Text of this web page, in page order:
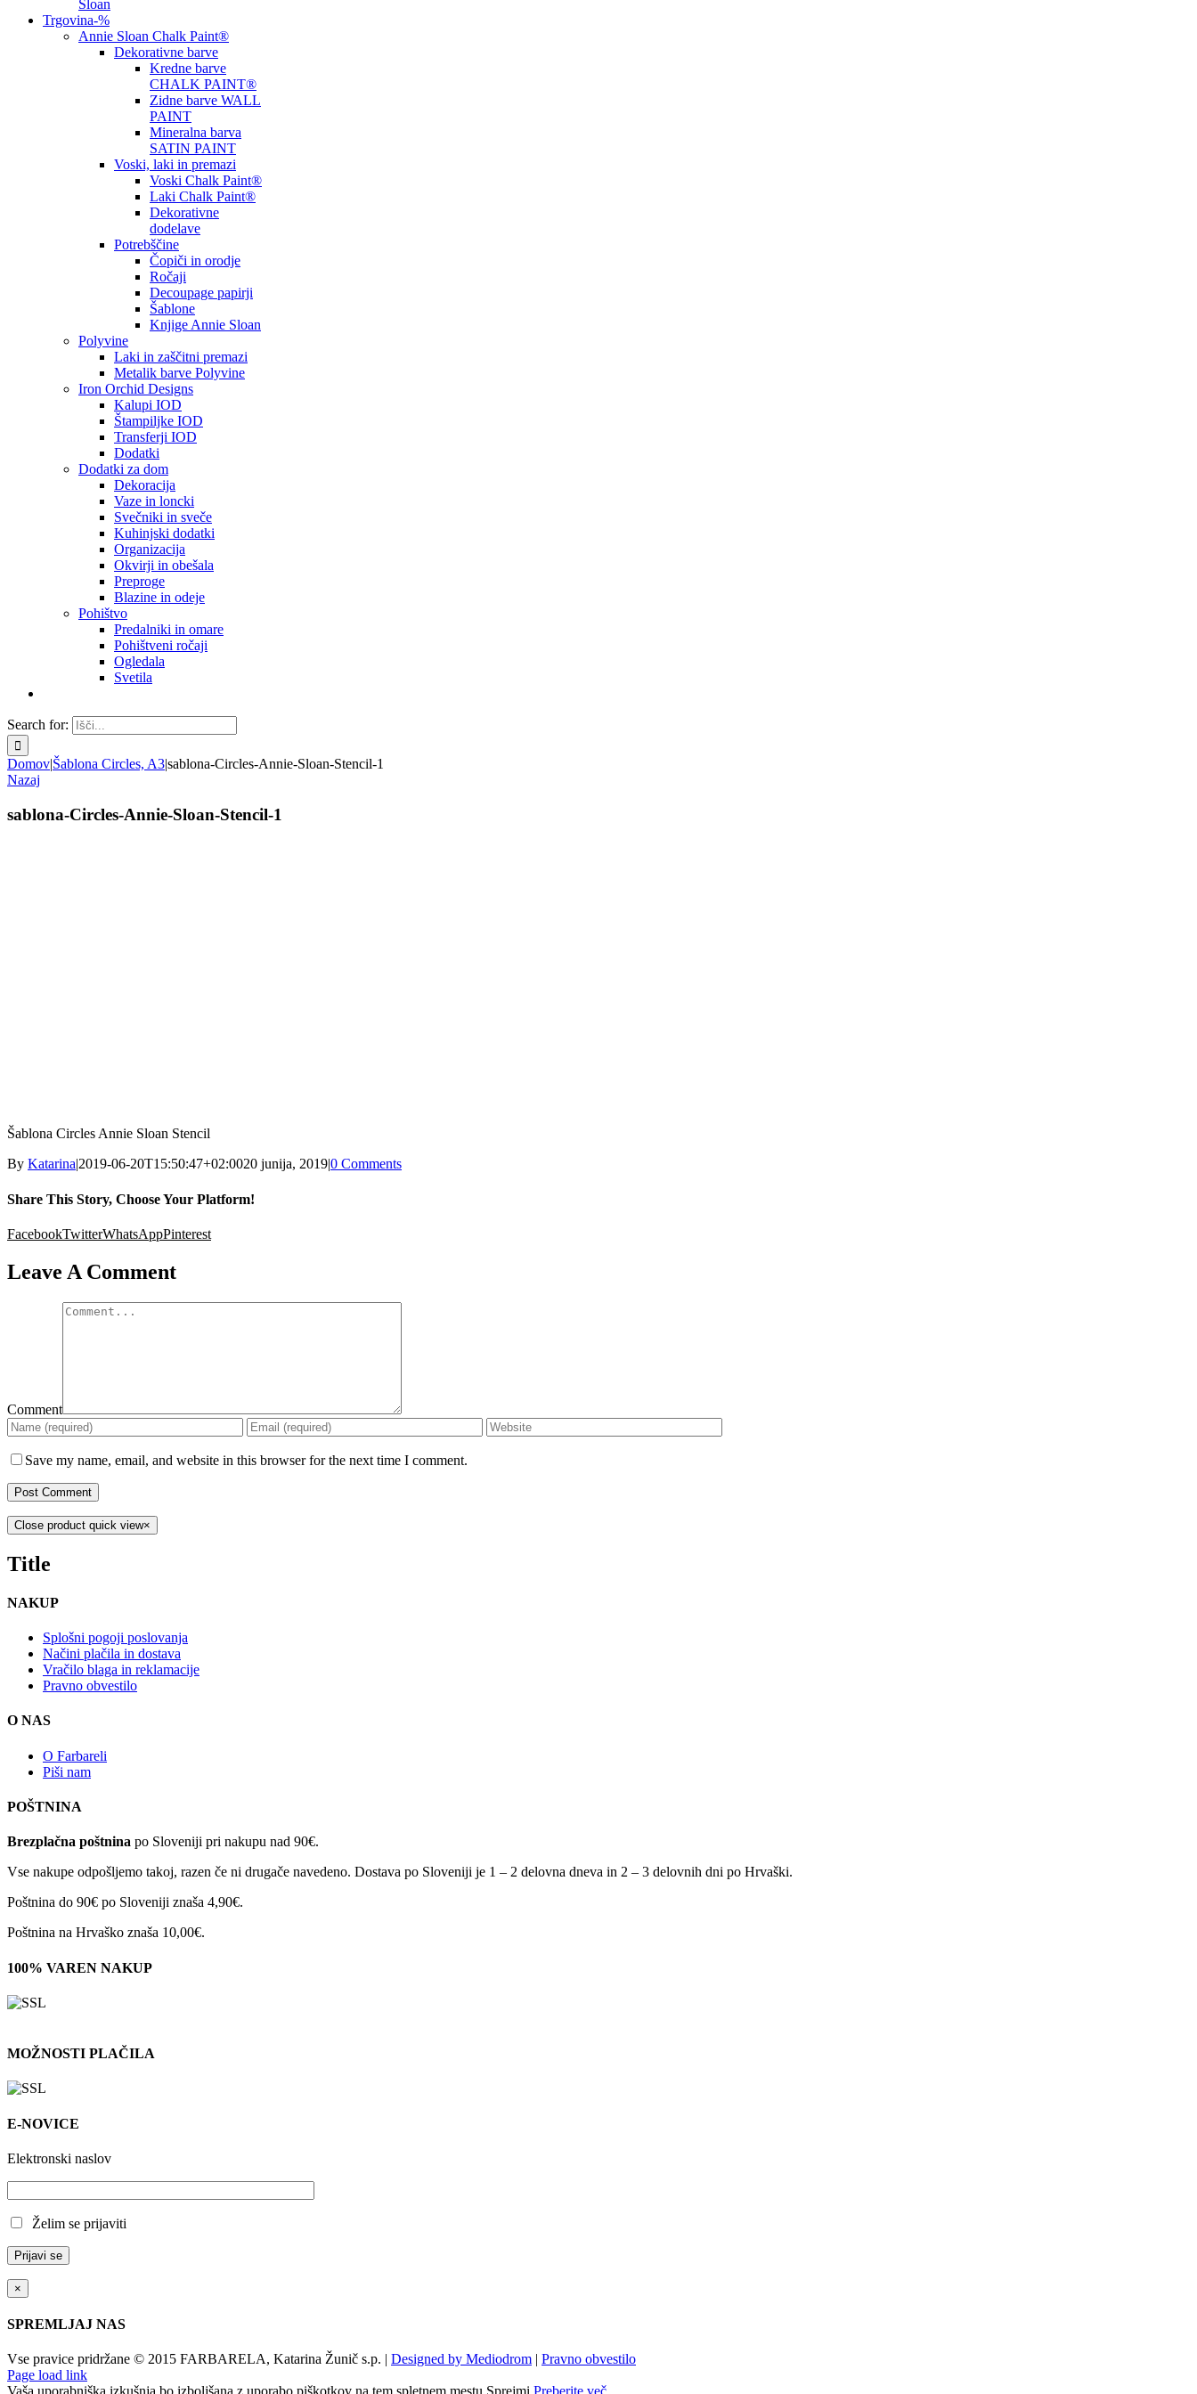
Sloan
Trgovina-%
Annie Sloan Chalk Paint®
Dekorativne barve
Kredne barve
CHALK PAINT®
Zidne barve WALL
PAINT
Mineralna barva
SATIN PAINT
Voski, laki in premazi
Voski Chalk Paint®
Laki Chalk Paint®
Dekorativne
dodelave
Potrebščine
Čopiči in orodje
Ročaji
Decoupage papirji
Šablone
Knjige Annie Sloan
Polyvine
Laki in zaščitni premazi
Metalik barve Polyvine
Iron Orchid Designs
Kalupi IOD
Štampiljke IOD
Transferji IOD
Dodatki
Dodatki za dom
Dekoracija
Vaze in loncki
Svečniki in sveče
Kuhinjski dodatki
Organizacija
Okvirji in obešala
Preproge
Blazine in odeje
Pohištvo
Predalniki in omare
Pohištveni ročaji
Ogledala
Svetila
Search for:
Domov|Šablona Circles, A3|sablona-Circles-Annie-Sloan-Stencil-1
Nazaj
sablona-Circles-Annie-Sloan-Stencil-1
Šablona Circles Annie Sloan Stencil
By Katarina|2019-06-20T15:50:47+02:0020 junija, 2019|0 Comments
Share This Story, Choose Your Platform!
FacebookTwitterWhatsAppPinterest
Leave A Comment
Comment
Save my name, email, and website in this browser for the next time I comment.
Close product quick view×
Title
NAKUP
Splošni pogoji poslovanja
Načini plačila in dostava
Vračilo blaga in reklamacije
Pravno obvestilo
O NAS
O Farbareli
Piši nam
POŠTNINA
Brezplačna poštnina po Sloveniji pri nakupu nad 90€.
Vse nakupe odpošljemo takoj, razen če ni drugače navedeno. Dostava po Sloveniji je 1 – 2 delovna dneva in 2 – 3 delovnih dni po Hrvaški.
Poštnina do 90€ po Sloveniji znaša 4,90€.
Poštnina na Hrvaško znaša 10,00€.
100% VAREN NAKUP
MOŽNOSTI PLAČILA
E-NOVICE
Elektronski naslov
Želim se prijaviti
×
SPREMLJAJ NAS
Vse pravice pridržane © 2015 FARBARELA, Katarina Žunič s.p. | Designed by Mediodrom | Pravno obvestilo
Page load link